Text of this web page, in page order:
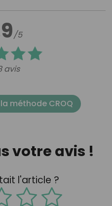
/5
avis
méthode CROQ
votre avis !
l'article ?